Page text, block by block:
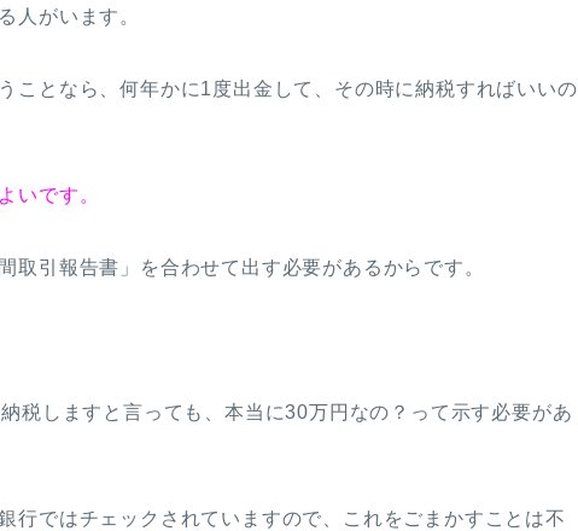
人がいます。
ことなら、何年かに1度出金して、その時に納税すればいいの
いです。
取引報告書」を合わせて出す必要があるからです。
税しますと言っても、本当に30万円なの？って示す必要があ
行ではチェックされていますので、これをごまかすことは不